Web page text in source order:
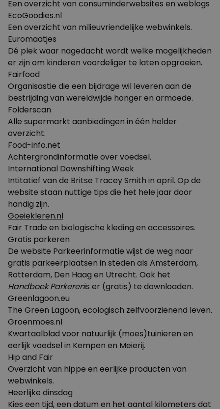
Een overzicht van consuminderwebsites en weblogs
EcoGoodies.nl
Een overzicht van milieuvriendelijke webwinkels.
Euromaatjes
Dé plek waar nagedacht wordt welke mogelijkheden
er zijn om kinderen voordeliger te laten opgroeien.
Fairfood
Organisastie die een bijdrage wil leveren aan de
bestrijding van wereldwijde honger en armoede.
Folderscan
Alle supermarkt aanbiedingen in één helder
overzicht.
Food-info.net
Achtergrondinformatie over voedsel.
International Downshifting Week
Intitatief van de Britse Tracey Smith in april. Op de
website staan nuttige tips die het hele jaar door
handig zijn.
Goeiekleren.nl
Fair Trade en biologische kleding en accessoires.
Gratis parkeren
De website Parkeerinformatie wijst de weg naar
gratis parkeerplaatsen in steden als Amsterdam,
Rotterdam, Den Haag en Utrecht. Ook het
Handboek Parkerenis er (gratis) te downloaden.
Greenlagoon.eu
The Green Lagoon, ecologisch zelfvoorzienend leven.
Groenmoes.nl
Kwartaalblad voor natuurlijk (moes)tuinieren en
eerlijk voedsel in Kempen en Meierij.
Hip and Fair
Overzicht van hippe en eerlijke producten van
webwinkels.
Heerlijke dinsdag
Kies een tijd, een datum en het aantal kilometers dat